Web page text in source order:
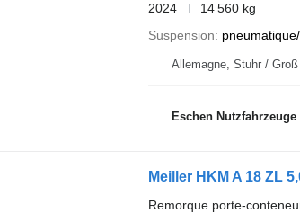
2024
14 560 kg
Suspension
Allemagne, Stuhr /
Eschen Nutzfahrzeuge
Meiller HKM A 18 ZL
Remorque porte-